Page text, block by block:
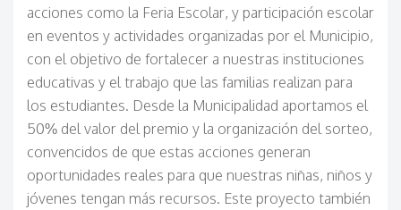
acciones como la Feria Escolar, y participación escolar
en eventos y actividades organizadas por el Municipio,
con el objetivo de fortalecer a nuestras instituciones
educativas y el trabajo que las familias realizan para
los estudiantes. Desde la Municipalidad aportamos el
50% del valor del premio y la organización del sorteo,
convencidos de que estas acciones generan
oportunidades reales para que nuestras niñas, niños y
jóvenes tengan más recursos. Este proyecto también